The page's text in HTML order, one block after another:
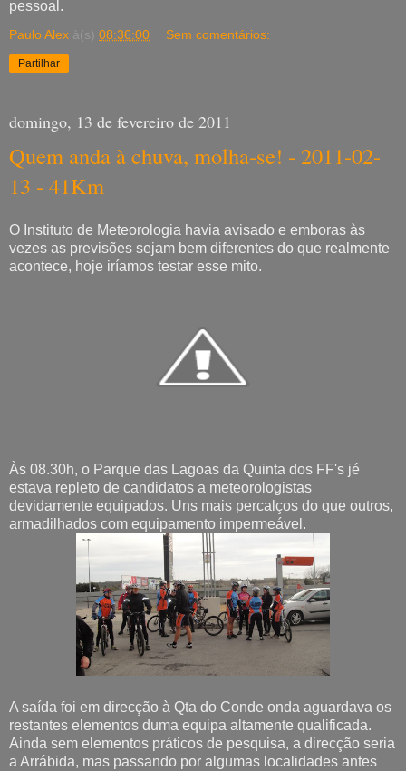
pessoal.
Paulo Alex à(s) 08:36:00 Sem comentários:
Partilhar
domingo, 13 de fevereiro de 2011
Quem anda à chuva, molha-se! - 2011-02-
13 - 41Km
O Instituto de Meteorologia havia avisado e emboras às
vezes as previsões sejam bem diferentes do que realmente
acontece, hoje iríamos testar esse mito.
Às 08.30h, o Parque das Lagoas da Quinta dos FF's jé
estava repleto de candidatos a meteorologistas
devidamente equipados. Uns mais percalços do que outros,
armadilhados com equipamento impermeável.
A saída foi em direcção à Qta do Conde onda aguardava os
restantes elementos duma equipa altamente qualificada.
Ainda sem elementos práticos de pesquisa, a direcção seria
a Arrábida, mas passando por algumas localidades antes